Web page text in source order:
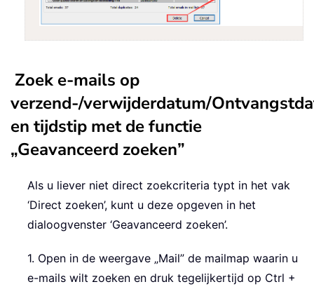
Zoek e-mails op
verzend-/verwijderdatum/
en tijdstip met de functie
„Geavanceerd zoeken”
Als u liever niet direct zoekcriteria typt in het vak
‘Direct zoeken’, kunt u deze opgeven in het
dialoogvenster ‘Geavanceerd zoeken’.
1. Open in de weergave „Mail” de mailmap waarin u
e-mails wilt zoeken en druk tegelijkertijd op Ctrl +